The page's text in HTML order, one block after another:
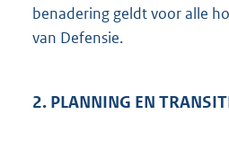
benadering geldt voor alle
van Defensie.
2. PLANNING EN